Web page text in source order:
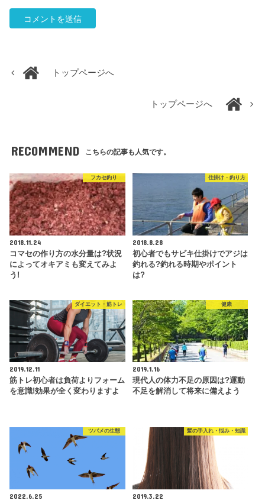
トップページへ
トップページへ
RECOMMEND こちらの記事も人気です。
フカセ釣り
2018.11.24
コマセの作り方の水分量は?状況
によってオキアミも変えてみよ
う!
仕掛け・釣り方
2018.8.28
初心者でもサビキ仕掛けでアジは
釣れる?釣れる時期やポイント
は?
ダイエット・筋トレ
2019.12.11
筋トレ初心者は負荷よりフォーム
を意識!効果が全く変わりますよ
健康
2019.1.16
現代人の体力不足の原因は?運動
不足を解消して将来に備えよう
ツバメの生態
2022.6.25
髪の手入れ・悩み・知識
2019.3.22